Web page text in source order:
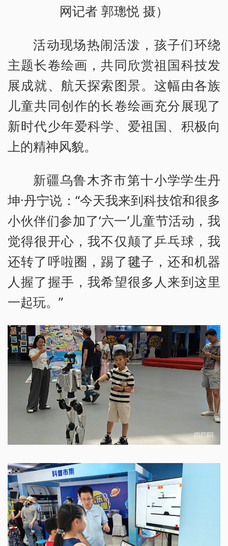
网记者 郭璁悦 摄）
活动现场热闹活泼，孩子们环绕
主题长卷绘画，共同欣赏祖国科技发
展成就、航天探索图景。这幅由各族
儿童共同创作的长卷绘画充分展现了
新时代少年爱科学、爱祖国、积极向
上的精神风貌。
新疆乌鲁木齐市第十小学学生丹
坤·丹宁说：“今天我来到科技馆和很多
小伙伴们参加了‘六一’儿童节活动，我
觉得很开心，我不仅颠了乒乓球，我
还转了呼啦圈，踢了毽子，还和机器
人握了握手，我希望很多人来到这里
一起玩。”